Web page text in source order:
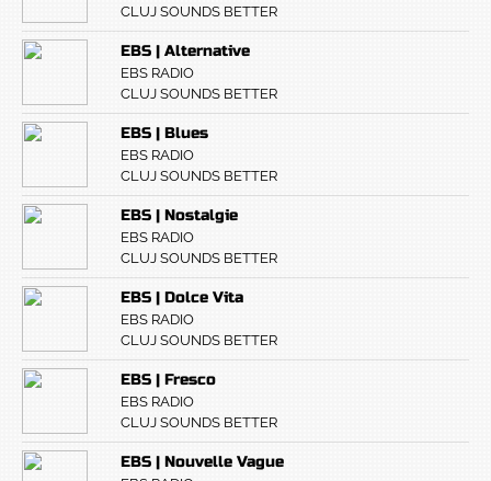
CLUJ SOUNDS BETTER
EBS | Alternative
EBS RADIO
CLUJ SOUNDS BETTER
EBS | Blues
EBS RADIO
CLUJ SOUNDS BETTER
EBS | Nostalgie
EBS RADIO
CLUJ SOUNDS BETTER
EBS | Dolce Vita
EBS RADIO
CLUJ SOUNDS BETTER
EBS | Fresco
EBS RADIO
CLUJ SOUNDS BETTER
EBS | Nouvelle Vague